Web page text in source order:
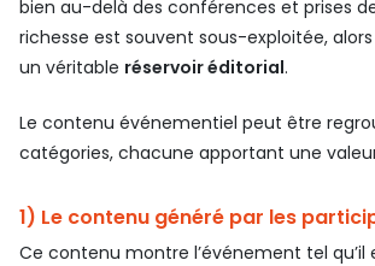
bien au-delà des conférences et prises
richesse est souvent sous-exploitée,
un véritable réservoir éditorial.
Le contenu événementiel peut être
catégories, chacune apportant une
1) Le contenu généré par les
Ce contenu montre l’événement tel qu’il